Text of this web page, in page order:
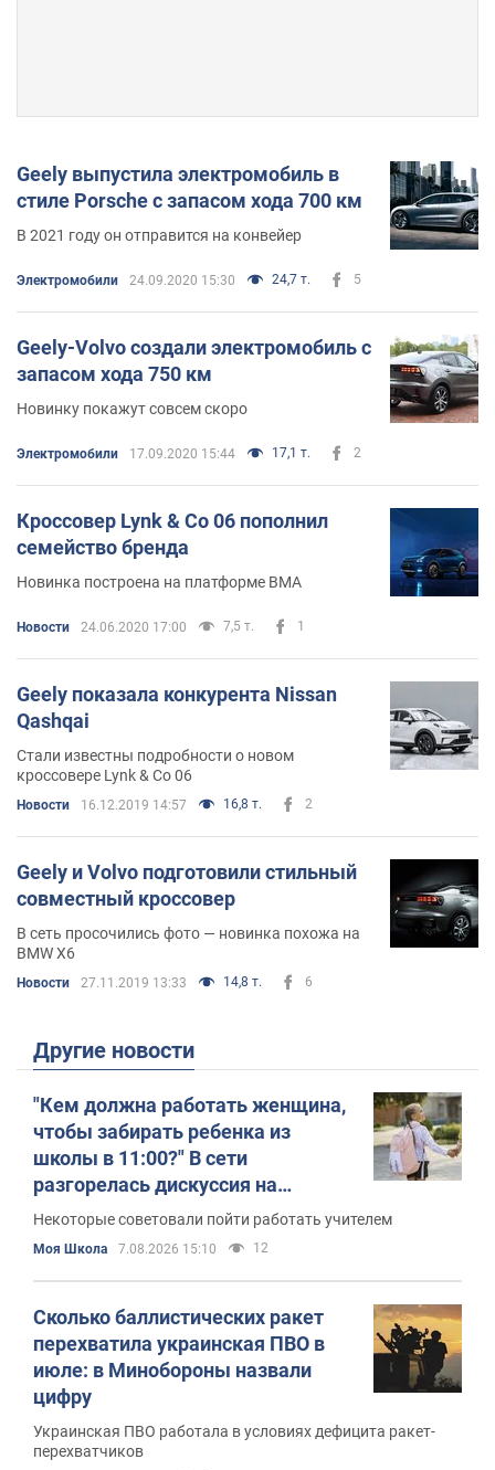
Geely выпустила электромобиль в
стиле Porsche с запасом хода 700 км
В 2021 году он отправится на конвейер
Электромобили 24.09.2020 15:30 24,7 т. 5
Geely-Volvo создали электромобиль с
запасом хода 750 км
Новинку покажут совсем скоро
Электромобили 17.09.2020 15:44 17,1 т. 2
Кроссовер Lynk & Co 06 пополнил
семейство бренда
Новинка построена на платформе BMA
Новости 24.06.2020 17:00 7,5 т. 1
Geely показала конкурента Nissan
Qashqai
Стали известны подробности о новом
кроссовере Lynk & Co 06
Новости 16.12.2019 14:57 16,8 т. 2
Geely и Volvo подготовили стильный
совместный кроссовер
В сеть просочились фото — новинка похожа на
BMW X6
Новости 27.11.2019 13:33 14,8 т. 6
Другие новости
"Кем должна работать женщина,
чтобы забирать ребенка из
школы в 11:00?" В сети
разгорелась дискуссия на
болезненную тему
Некоторые советовали пойти работать учителем
Моя Школа 7.08.2026 15:10 12
Сколько баллистических ракет
перехватила украинская ПВО в
июле: в Минобороны назвали
цифру
Украинская ПВО работала в условиях дефицита ракет-
перехватчиков